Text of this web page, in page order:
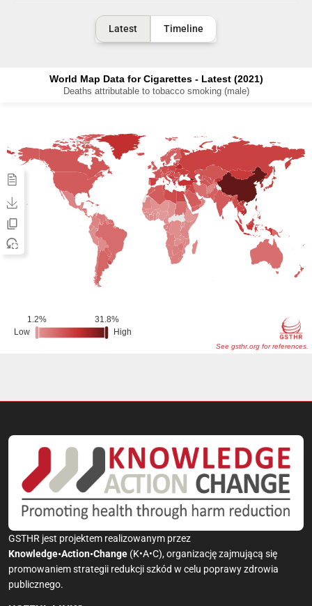
Latest Timeline
GSTHR jest projektem realizowanym przez
Knowledge•Action•Change (K•A•C), organizację zajmującą się
promowaniem strategii redukcji szkód w celu poprawy zdrowia
publicznego.